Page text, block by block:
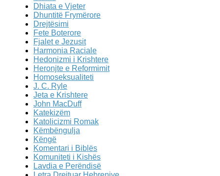
Dhiata e Vjeter
Dhuntitë Frymërore
Drejtësimi
Fete Boterore
Fjalet e Jezusit
Harmonia Raciale
Hedonizmi i Krishtere
Heronjte e Reformimit
Homoseksualiteti
J. C. Ryle
Jeta e Krishtere
John MacDuff
Katekizëm
Katolicizmi Romak
Këmbëngulja
Këngë
Komentari i Biblës
Komuniteti i Kishës
Lavdia e Perëndisë